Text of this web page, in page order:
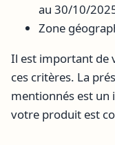
au 30/10/
Zone
Il est important de
ces critères. La
mentionnés est un
votre produit est